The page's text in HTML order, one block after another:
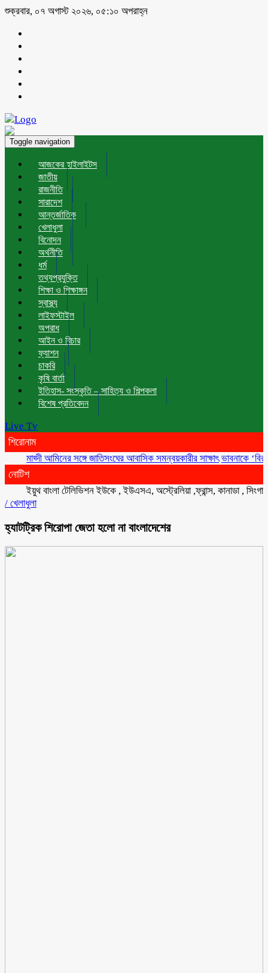
শুক্রবার, ০৭ অগাস্ট ২০২৬, ০৫:১০ অপরাহ্ন
Toggle navigation
আজকের হাইলাইটস
জাতীয়
রাজনীতি
সারাদেশ
আন্তর্জাতিক
খেলাধুলা
বিনোদন
অর্থনীতি
ধর্ম
তথ্যপ্রযুক্তি
শিক্ষা ও শিক্ষাঙ্গন
স্বাস্থ্য
লাইফস্টাইল
অপরাধ
আইন ও বিচার
ফ্যাশন
চাকরি
কৃষি বার্তা
ইতিহাস- সংস্কৃতি – সাহিত্য ও শিল্পকলা
বিশেষ প্রতিবেদন
Live Tv
শিরোনাম
আমিনের সঙ্গে জাতিসংঘের আবাসিক সমন্বয়কারীর সাক্ষাৎ ভাবনাকে ‘বিরল প্রতিভা’
নোটিশ
বাংলা টেলিভিশন ইউকে , ইউএসএ, অস্ট্রেলিয়া ,ফ্রান্স, কানাডা , সিংগাপুর ,
/ খেলাধুলা
হ্যাটট্রিক শিরোপা জেতা হলো না বাংলাদেশের